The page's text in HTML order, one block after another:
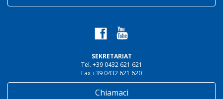
SEKRETARIAT
Tel. +39 0432 621 621
Fax +39 0432 621 620
Chiamaci